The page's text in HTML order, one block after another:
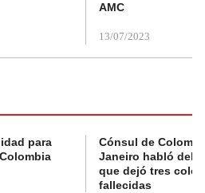
AMC
13/07/2023
para
Cónsul de
Janeiro habló del
que dejó tres
fallecidas